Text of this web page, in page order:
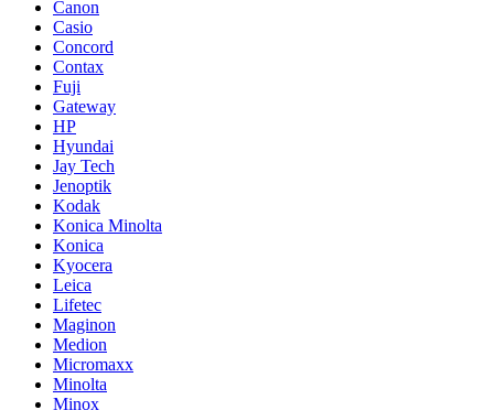
Canon
Casio
Concord
Contax
Fuji
Gateway
HP
Hyundai
Jay Tech
Jenoptik
Kodak
Konica Minolta
Konica
Kyocera
Leica
Lifetec
Maginon
Medion
Micromaxx
Minolta
Minox